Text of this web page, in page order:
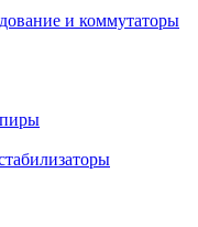
и коммутаторы